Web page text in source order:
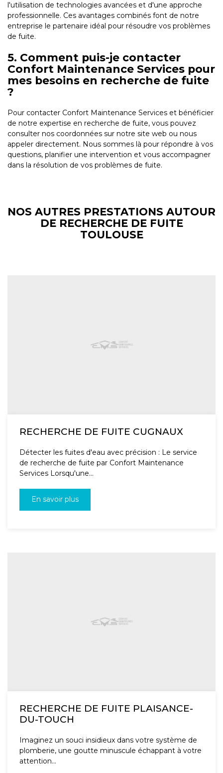
l'utilisation de technologies avancées et d'une approche
professionnelle. Ces avantages combinés font de notre
entreprise le partenaire idéal pour résoudre vos problèmes
de fuite.
5. Comment puis-je contacter
Confort Maintenance Services pour
mes besoins en recherche de fuite
?
Pour contacter Confort Maintenance Services et bénéficier
de notre expertise en recherche de fuite, vous pouvez
consulter nos coordonnées sur notre site web ou nous
appeler directement. Nous sommes là pour répondre à vos
questions, planifier une intervention et vous accompagner
dans la résolution de vos problèmes de fuite.
NOS AUTRES PRESTATIONS AUTOUR
DE RECHERCHE DE FUITE
TOULOUSE
RECHERCHE DE FUITE CUGNAUX
Détecter les fuites d'eau avec précision : Le service
de recherche de fuite par Confort Maintenance
Services Lorsqu'une...
En savoir plus
RECHERCHE DE FUITE PLAISANCE-
DU-TOUCH
Imaginez un souci insidieux dans votre système de
plomberie, une goutte minuscule échappant à votre
attention...